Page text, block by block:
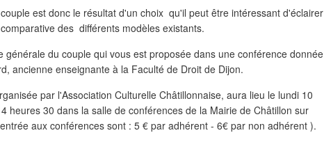
est donc le résultat d'un choix qu'il peut être intéressant d'éclairer
des différents modèles existants.
générale du couple qui vous est proposée dans une conférence donnée
ancienne enseignante à la Faculté de Droit de Dijon.
par l'Association Culturelle Châtillonnaise, aura lieu le lundi 10
heures 30 dans la salle de conférences de la Mairie de Châtillon sur
aux conférences sont : 5 € par adhérent - 6€ par non adhérent ).